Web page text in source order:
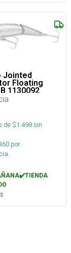
Jointed
Floating
1130092
de $1.498sin
por